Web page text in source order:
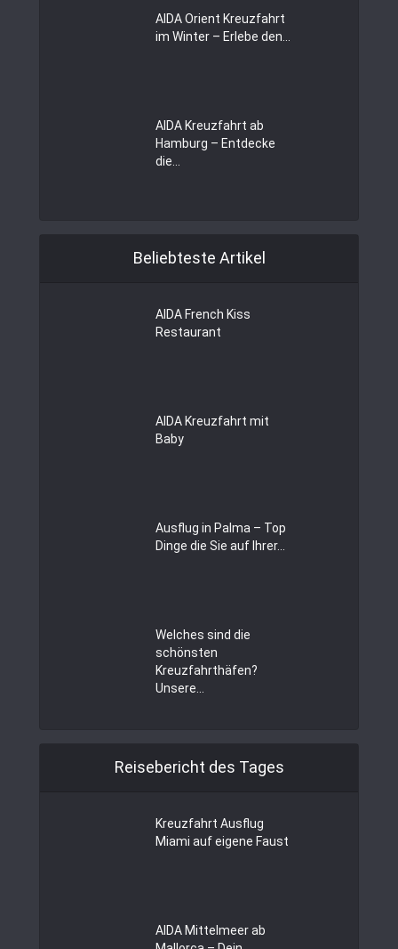
AIDA Orient Kreuzfahrt
im Winter – Erlebe den...
AIDA Kreuzfahrt ab
Hamburg – Entdecke
die...
Beliebteste Artikel
AIDA French Kiss
Restaurant
AIDA Kreuzfahrt mit
Baby
Ausflug in Palma – Top
Dinge die Sie auf Ihrer...
Welches sind die
schönsten
Kreuzfahrthäfen?
Unsere...
Reisebericht des Tages
Kreuzfahrt Ausflug
Miami auf eigene Faust
AIDA Mittelmeer ab